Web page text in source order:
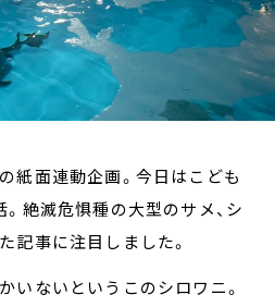
紙面連動企画。今日はこども
絶滅危惧種の大型のサメ、シ
記事に注目しました。
いないというこのシロワニ。